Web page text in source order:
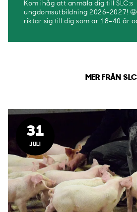
Kom ihåg att anmäla dig till SLC:s
ungdomsutbildning 2026-2027!
riktar sig till dig som är 18–40 år
MER FRÅN SLC
31
JULI